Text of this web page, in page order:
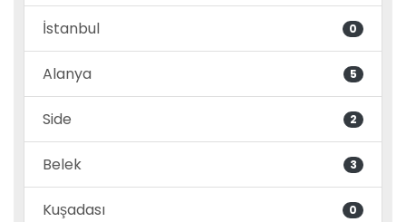
İstanbul 0
Alanya 5
Side 2
Belek 3
Kuşadası 0